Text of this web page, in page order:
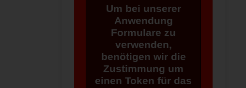
Um bei unserer
Anwendung
Formulare zu
verwenden,
benötigen wir die
Zustimmung um
einen Token für das